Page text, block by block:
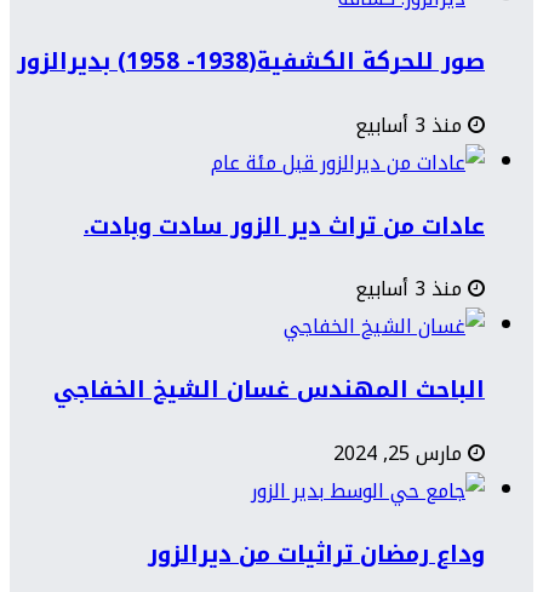
صور للحركة الكشفية(1938- 1958) بديرالزور
منذ 3 أسابيع
عادات من تراث دير الزور سادت وبادت.
منذ 3 أسابيع
الباحث المهندس غسان الشيخ الخفاجي
مارس 25, 2024
وداع رمضان تراثيات من ديرالزور